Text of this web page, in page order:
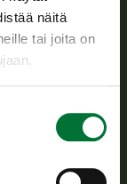
näitä
tai joita on
tukee